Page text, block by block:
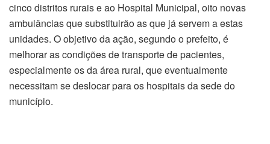
cinco distritos rurais e ao Hospital Municipal, oito novas
ambulâncias que substituirão as que já servem a estas
unidades. O objetivo da ação, segundo o prefeito, é
melhorar as condições de transporte de pacientes,
especialmente os da área rural, que eventualmente
necessitam se deslocar para os hospitais da sede do
município.